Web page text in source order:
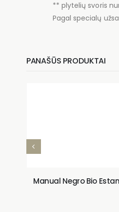
** plytelių svoris
Pagal specialų
PANAŠŪS PRODUKTAI
Manual Negro Bio